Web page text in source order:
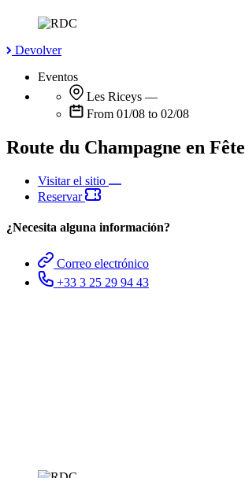
Devolver
Eventos
Les Riceys —
From 01/08 to 02/08
Route du Champagne en Fête
Visitar el sitio
Reservar
¿Necesita alguna información?
Correo electrónico
+33 3 25 29 94 43